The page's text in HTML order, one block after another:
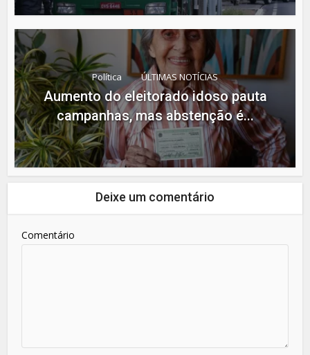
Política ÚLTIMAS NOTÍCIAS
Aumento do eleitorado idoso pauta
campanhas, mas abstenção é...
Deixe um comentário
Comentário